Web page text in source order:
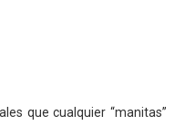
que cualquier “manitas”